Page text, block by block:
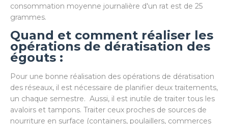
consommation moyenne journalière d'un rat est de 25
grammes.
Quand et comment réaliser les
opérations de dératisation des
égouts :
Pour une bonne réalisation des opérations de dératisation
des réseaux, il est nécessaire de planifier deux traitements,
un chaque semestre. Aussi, il est inutile de traiter tous les
avaloirs et tampons. Traiter ceux proches de sources de
nourriture en surface (containers, poulaillers, commerces